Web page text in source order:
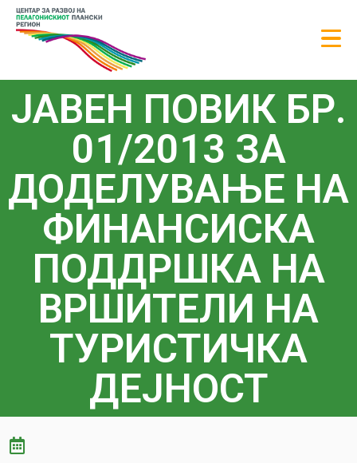
ЈАВЕН ПОВИК БР.
01/2013 ЗА
ДОДЕЛУВАЊЕ НА
ФИНАНСИСКА
ПОДДРШКА НА
ВРШИТЕЛИ НА
ТУРИСТИЧКА
ДЕЈНОСТ